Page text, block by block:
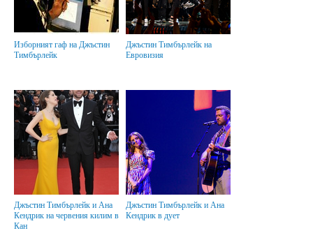
Изборният гаф на Джъстин
Тимбърлейк
Джъстин Тимбърлейк на
Евровизия
Джъстин Тимбърлейк и Ана
Кендрик на червения килим в
Кан
Джъстин Тимбърлейк и Ана
Кендрик в дует